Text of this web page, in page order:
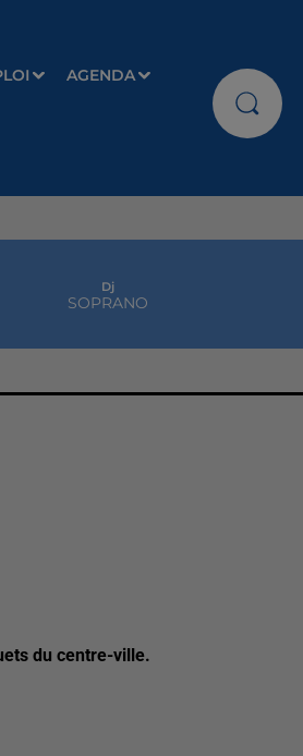
AGENDA
Dj
SOPRANO
du centre-ville.